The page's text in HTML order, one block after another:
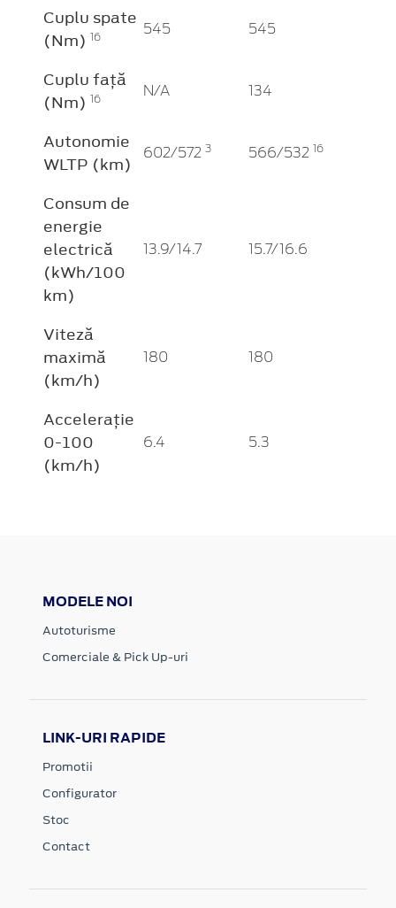
Cuplu spate
(Nm)
16
545 545
Cuplu față
(Nm)
16
N/A 134
Autonomie
WLTP (km)
602/572 3 566/532 16
Consum de
energie
electrică
(kWh/100
km)
13.9/14.7 15.7/16.6
Viteză
maximă
(km/h)
180 180
Accelerație
0-100
(km/h)
6.4 5.3
MODELE NOI
Autoturisme
Comerciale & Pick Up-uri
LINK-URI RAPIDE
Promotii
Configurator
Stoc
Contact